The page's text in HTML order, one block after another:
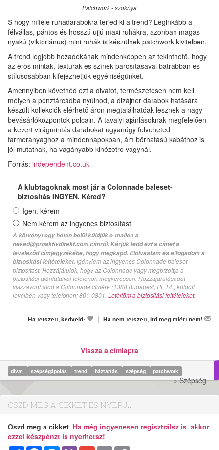
Patchwork - szoknya
S hogy miféle ruhadarabokra terjed ki a trend? Leginkább a
félvállas, pántos és hosszú ujjú maxi ruhákra, azonban magas
nyakú (viktoriánus) mini ruhák is készülnek patchwork kivitelben.
A trend legjobb hozadékának mindenképpen az tekinthető, hogy
az erős minták, textúrák és színek párosításával bátrabban és
stílusosabban kifejezhetjük egyéniségünket.
Amennyiben követnéd ezt a divatot, természetesen nem kell
mélyen a pénztárcádba nyúlnod, a dizájner darabok hatására
készült kollekciók elérhető áron megtalálhatóak lesznek a nagy
bevásárlóközpontok polcain. A tavalyi ajánlásoknak megfelelően
a kevert virágmintás darabokat ugyanúgy felveheted
farmeranyaghoz a mindennapokban, ám bőrhatású kabáthoz is
jól mutatnak, ha vagányabb kinézetre vágynál.
Forrás: independent.co.uk
A klubtagoknak most jár a Colonnade baleset-
biztosítás INGYEN. Kéred?
Igen, kérem
Nem kérem az ingyenes biztosítást
A kötvényt egy héten belül küldjük e-mailen a
neked@proaktivdirekt.com címről. Kérjük tedd ezt a címet a
leveleződ címjegyzékébe, hogy megkapd. Elolvastam és elfogadom a
biztosítási feltételeket, igénylem az ingyenes Colonnade baleset-
biztosítást. Hozzájárulok, hogy az Colonnade vagy megbízottja a
biztosítási ajánlataival telefonon megkeressen. Hozzájárulásodat
visszavonhatod a Colonnade címére (1388 Budapest, Pf. 14.) küldött
levélben vagy telefonon: 801-0801. Letöltöm a biztosítási feltételeket.
Ha tetszett, kedveld: | Ha nem tetszett, írd meg miért nem!
Vissza a címlapra
divat szépségápolás trend háztartás szépség patchwork
» Szépség
OSZD MEG A CIKKET ÉS NYERJ...
Oszd meg a cikket. Ha még ingyenesen regisztrálsz is, akkor
ezzel készpénzt is nyerhetsz!